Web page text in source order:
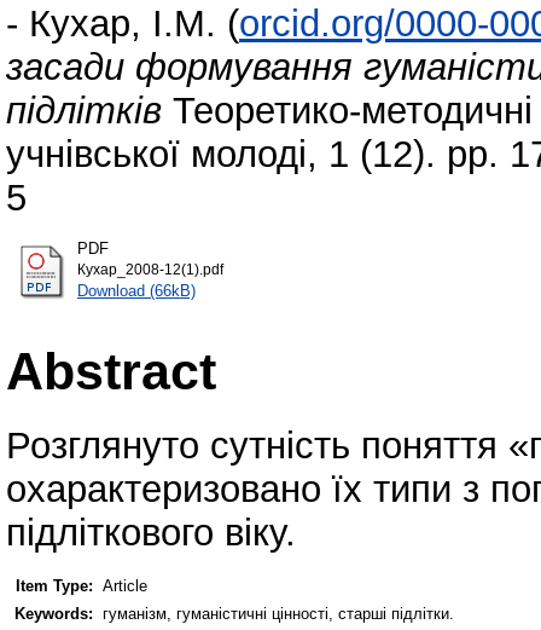
- Кухар, І.М. (orcid.org/0000-
засади формування
підлітків Теоретико-
учнівської молоді, 1 (12). pp.
5
PDF
Кухар_2008-12(1).pdf
Download (66kB)
Abstract
Розглянуто сутність поняття
охарактеризовано їх типи з
підліткового віку.
Item Type: Article
Keywords: гуманізм, гуманістичні цінності, старші підлітки.